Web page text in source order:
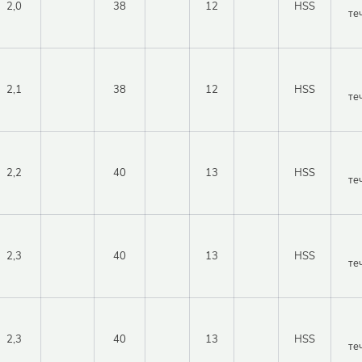
2,0 38 12 HSS
2,1 38 12 HSS
2,2 40 13 HSS
2,3 40 13 HSS
2,3 40 13 HSS